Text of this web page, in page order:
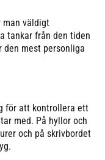
man väldigt
tankar från den tiden
den mest personliga
för att kontrollera ett
med. På hyllor och
och på skrivbordet